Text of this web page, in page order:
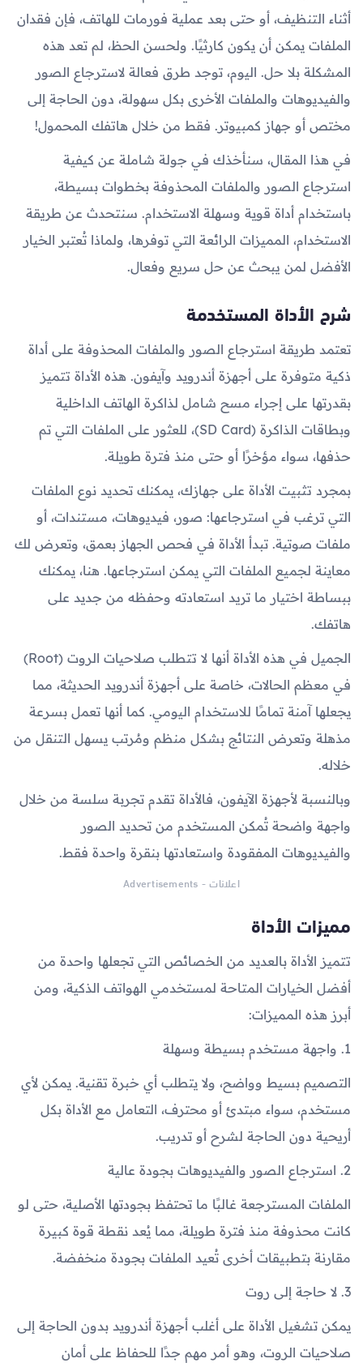
أثناء التنظيف، أو حتى بعد عملية فورمات للهاتف، فإن فقدان
الملفات يمكن أن يكون كارثيًا. ولحسن الحظ، لم تعد هذه
المشكلة بلا حل. اليوم، توجد طرق فعالة لاسترجاع الصور
والفيديوهات والملفات الأخرى بكل سهولة، دون الحاجة إلى
مختص أو جهاز كمبيوتر. فقط من خلال هاتفك المحمول!
في هذا المقال، سنأخذك في جولة شاملة عن كيفية
استرجاع الصور والملفات المحذوفة بخطوات بسيطة،
باستخدام أداة قوية وسهلة الاستخدام. سنتحدث عن طريقة
الاستخدام، المميزات الرائعة التي توفرها، ولماذا تُعتبر الخيار
الأفضل لمن يبحث عن حل سريع وفعال.
شرح الأداة المستخدمة
تعتمد طريقة استرجاع الصور والملفات المحذوفة على أداة
ذكية متوفرة على أجهزة أندرويد وآيفون. هذه الأداة تتميز
بقدرتها على إجراء مسح شامل لذاكرة الهاتف الداخلية
وبطاقات الذاكرة (SD Card)، للعثور على الملفات التي تم
حذفها، سواء مؤخرًا أو حتى منذ فترة طويلة.
بمجرد تثبيت الأداة على جهازك، يمكنك تحديد نوع الملفات
التي ترغب في استرجاعها: صور، فيديوهات، مستندات، أو
ملفات صوتية. تبدأ الأداة في فحص الجهاز بعمق، وتعرض لك
معاينة لجميع الملفات التي يمكن استرجاعها. هنا، يمكنك
ببساطة اختيار ما تريد استعادته وحفظه من جديد على
هاتفك.
الجميل في هذه الأداة أنها لا تتطلب صلاحيات الروت (Root)
في معظم الحالات، خاصة على أجهزة أندرويد الحديثة، مما
يجعلها آمنة تمامًا للاستخدام اليومي. كما أنها تعمل بسرعة
مذهلة وتعرض النتائج بشكل منظم ومُرتب يسهل التنقل من
خلاله.
وبالنسبة لأجهزة الآيفون، فالأداة تقدم تجربة سلسة من خلال
واجهة واضحة تُمكن المستخدم من تحديد الصور
والفيديوهات المفقودة واستعادتها بنقرة واحدة فقط.
اعلانات - Advertisements
مميزات الأداة
تتميز الأداة بالعديد من الخصائص التي تجعلها واحدة من
أفضل الخيارات المتاحة لمستخدمي الهواتف الذكية، ومن
أبرز هذه المميزات:
1. واجهة مستخدم بسيطة وسهلة
التصميم بسيط وواضح، ولا يتطلب أي خبرة تقنية. يمكن لأي
مستخدم، سواء مبتدئ أو محترف، التعامل مع الأداة بكل
أريحية دون الحاجة لشرح أو تدريب.
2. استرجاع الصور والفيديوهات بجودة عالية
الملفات المسترجعة غالبًا ما تحتفظ بجودتها الأصلية، حتى لو
كانت محذوفة منذ فترة طويلة، مما يُعد نقطة قوة كبيرة
مقارنة بتطبيقات أخرى تُعيد الملفات بجودة منخفضة.
3. لا حاجة إلى روت
يمكن تشغيل الأداة على أغلب أجهزة أندرويد بدون الحاجة إلى
صلاحيات الروت، وهو أمر مهم جدًا للحفاظ على أمان